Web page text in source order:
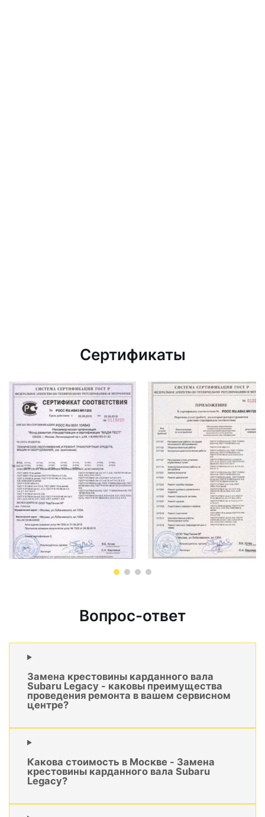
Сертификаты
Вопрос-ответ
Замена крестовины карданного вала
Subaru Legacy - каковы преимущества
проведения ремонта в вашем сервисном
центре?
Какова стоимость в Москве - Замена
крестовины карданного вала Subaru
Legacy?